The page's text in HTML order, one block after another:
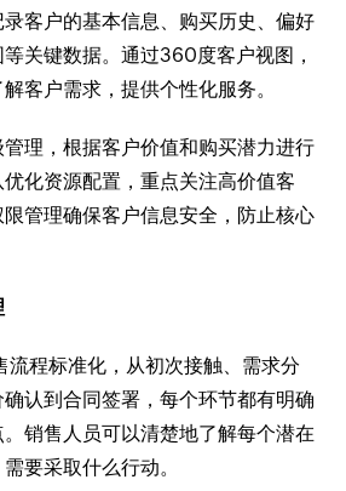
客户的基本信息、购买历史、偏好
关键数据。通过360度客户视图，
客户需求，提供个性化服务。
理，根据客户价值和购买潜力进行
化资源配置，重点关注高价值客
管理确保客户信息安全，防止核心
流程标准化，从初次接触、需求分
认到合同签署，每个环节都有明确
销售人员可以清楚地了解每个潜在
要采取什么行动。